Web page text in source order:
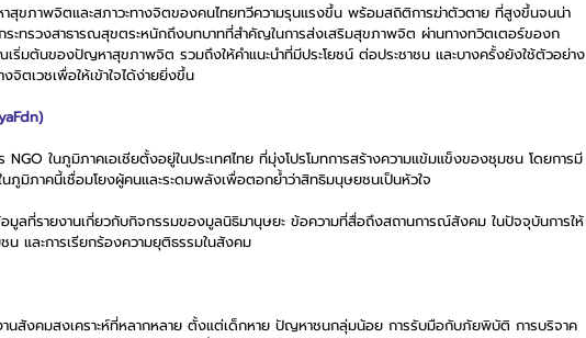
ขภาพจิตและสภาวะทางจิตของคนไทยทวีความรุนแรงขึ้น พร้อมสถิติการฆ่าตัวตาย ที่สูงขึ้นจนน่า
ะทรวงสาธารณสุขตระหนักถึงบทบาทที่สำคัญในการส่งเสริมสุขภาพจิต ผ่านทางทวิตเตอร์ของก
มต้นของปัญหาสุขภาพจิต รวมถึงให้คำแนะนำที่มีประโยชน์ ต่อประชาชน และบางครั้งยังใช้ตัวอย่าง
ตเวชเพื่อให้เข้าใจได้ง่ายยิ่งขึ้น
ในภูมิภาคเอเชียตั้งอยู่ในประเทศไทย ที่มุ่งโปรโมทการสร้างความแข้มแข็งของชุมชน โดยการมี
ภูมิภาคนี้เชื่อมโยงผู้คนและระดมพลังเพื่อตอกย้ำว่าสิทธิมนุษยชนเป็นหัวใจ
ลที่รายงานเกี่ยวกับกิจกรรมของมูลนิธิมานุษยะ ข้อความที่สื่อถึงสถานการณ์สังคม ในปัจจุบันการให้
และการเรียกร้องความยุติธรรมในสังคม
งานสังคมสงเคราะห์ที่หลากหลาย ตั้งแต่เด็กหาย ปัญหาชนกลุ่มน้อย การรับมือกับภัยพิบัติ การบริจาค